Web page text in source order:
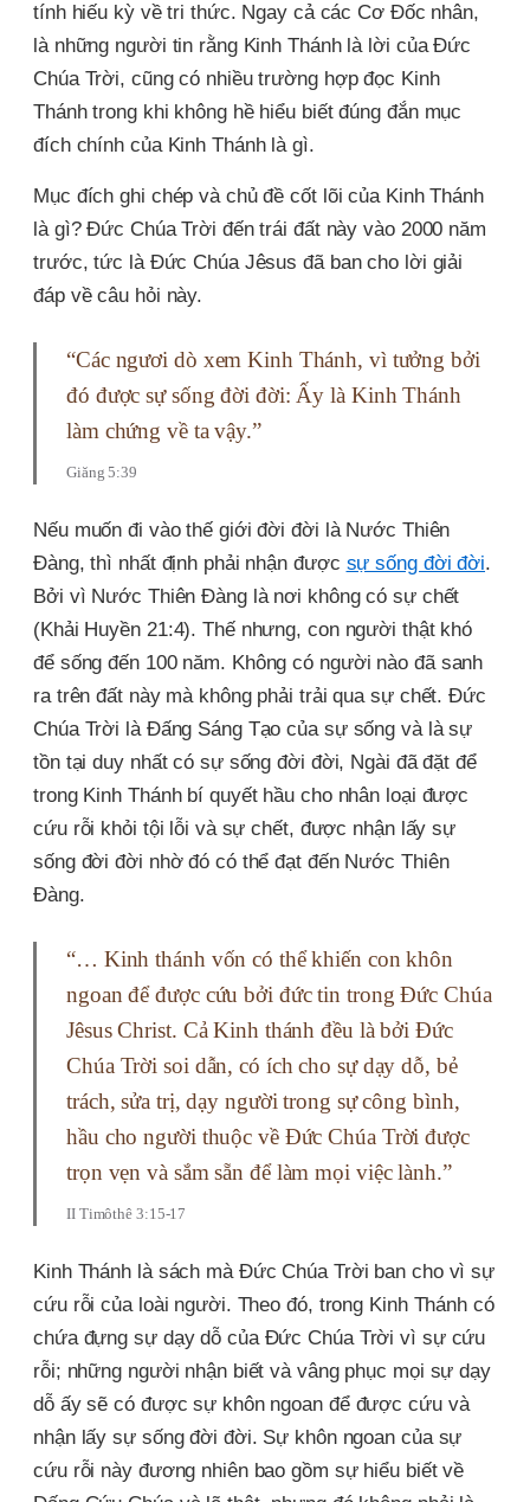
tính hiếu kỳ về tri thức. Ngay cả các Cơ Đốc nhân,
là những người tin rằng Kinh Thánh là lời của Đức
Chúa Trời, cũng có nhiều trường hợp đọc Kinh
Thánh trong khi không hề hiểu biết đúng đắn mục
đích chính của Kinh Thánh là gì.
Mục đích ghi chép và chủ đề cốt lõi của Kinh Thánh
là gì? Đức Chúa Trời đến trái đất này vào 2000 năm
trước, tức là Đức Chúa Jêsus đã ban cho lời giải
đáp về câu hỏi này.
“Các ngươi dò xem Kinh Thánh, vì tưởng bởi
đó được sự sống đời đời: Ấy là Kinh Thánh
làm chứng về ta vậy.”
Giăng 5:39
Nếu muốn đi vào thế giới đời đời là Nước Thiên
Đàng, thì nhất định phải nhận được sự sống đời đời.
Bởi vì Nước Thiên Đàng là nơi không có sự chết
(Khải Huyền 21:4). Thế nhưng, con người thật khó
để sống đến 100 năm. Không có người nào đã sanh
ra trên đất này mà không phải trải qua sự chết. Đức
Chúa Trời là Đấng Sáng Tạo của sự sống và là sự
tồn tại duy nhất có sự sống đời đời, Ngài đã đặt để
trong Kinh Thánh bí quyết hầu cho nhân loại được
cứu rỗi khỏi tội lỗi và sự chết, được nhận lấy sự
sống đời đời nhờ đó có thể đạt đến Nước Thiên
Đàng.
“… Kinh thánh vốn có thể khiến con khôn
ngoan để được cứu bởi đức tin trong Đức Chúa
Jêsus Christ. Cả Kinh thánh đều là bởi Đức
Chúa Trời soi dẫn, có ích cho sự dạy dỗ, bẻ
trách, sửa trị, dạy người trong sự công bình,
hầu cho người thuộc về Đức Chúa Trời được
trọn vẹn và sắm sẵn để làm mọi việc lành.”
II Timôthê 3:15-17
Kinh Thánh là sách mà Đức Chúa Trời ban cho vì sự
cứu rỗi của loài người. Theo đó, trong Kinh Thánh có
chứa đựng sự dạy dỗ của Đức Chúa Trời vì sự cứu
rỗi; những người nhận biết và vâng phục mọi sự dạy
dỗ ấy sẽ có được sự khôn ngoan để được cứu và
nhận lấy sự sống đời đời. Sự khôn ngoan của sự
cứu rỗi này đương nhiên bao gồm sự hiểu biết về